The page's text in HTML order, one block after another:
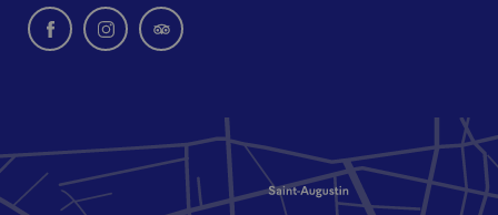
Nouvelle fenêtre : rejoignez-nous sur Facebook
Nouvelle fenêtre : rejoignez-nous sur Instagram
Nouvelle fenêtre : retrouvez-nous sur